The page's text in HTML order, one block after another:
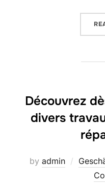
Découvrez
divers
by admin